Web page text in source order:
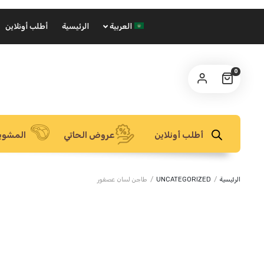
العربية الرئيسية أطلب أونلاين
0
أطلب أونلاين عروض الحاتي
الرئيسية /
UNCATEGORIZED
/ طاجن لسان عصفور